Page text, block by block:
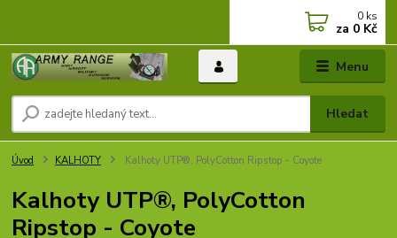
Menu
Hledat
0 ks
za 0 Kč
Úvod KALHOTY Kalhoty UTP®, PolyCotton Ripstop - Coyote
Kalhoty UTP®, PolyCotton
Ripstop - Coyote